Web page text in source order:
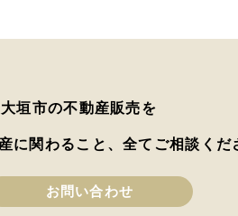
垣市の不動産販売を
に関わること、全てご相談くだ
お問い合わせ